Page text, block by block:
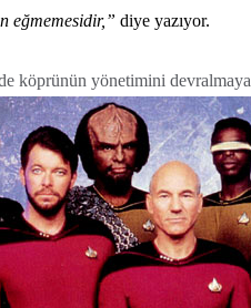
eğmemesidir,” diye yazıyor.
köprünün yönetimini devralmaya